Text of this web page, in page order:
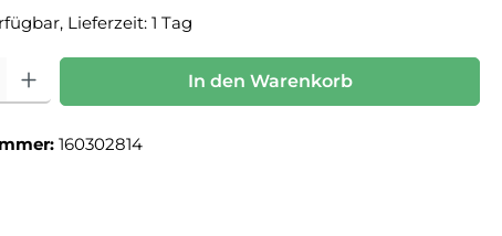
Lieferzeit: 1 Tag
Gib den gewünschten Wert ein oder benutze die Schaltflächen um die
In den Warenkorb
160302814